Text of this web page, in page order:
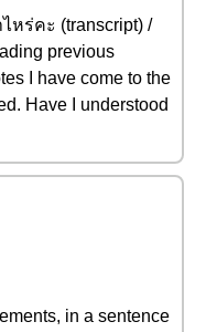
ไหร่คะ (transcript) /
previous
I have come to the
Have I understood
in a sentence